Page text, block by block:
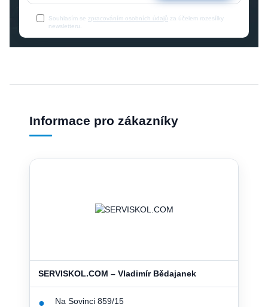
Souhlasím se zpracováním osobních údajů za účelem rozesílky
newsletteru.
Informace pro zákazníky
SERVISKOL.COM – Vladimír Bědajanek
●
Na Sovinci 859/15